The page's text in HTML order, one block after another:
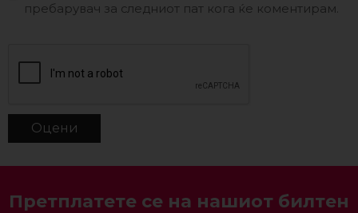
пребарувач за следниот пат кога ќе коментирам.
Претплатете се на нашиот билтен